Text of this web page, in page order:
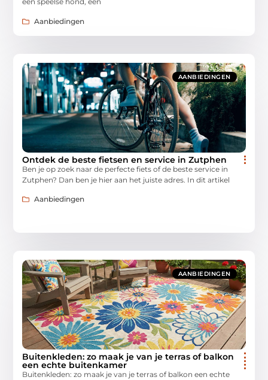
Aanbiedingen
AANBIEDINGEN
Ontdek de beste fietsen en service in Zutphen
Ben je op zoek naar de perfecte fiets of de beste service in
Zutphen? Dan ben je hier aan het juiste adres. In dit artikel
Aanbiedingen
AANBIEDINGEN
Buitenkleden: zo maak je van je terras of balkon
een echte buitenkamer
Buitenkleden: zo maak je van je terras of balkon een echte